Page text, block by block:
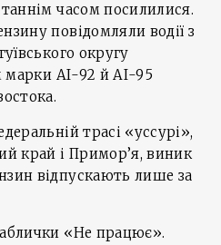
часом посилилися.
повідомляли водії з
округу
марки АІ-92 й АІ-95
трасі «уссурі»,
край і Примор’я, виник
відпускають лише за
«Не працює».